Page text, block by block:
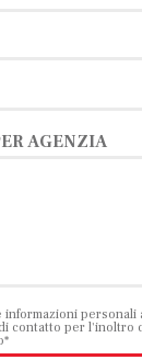
AGENZIA
informazioni personali
contatto per l'inoltro